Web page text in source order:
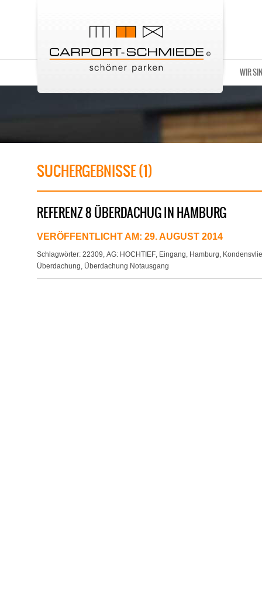
WIR
SUCHERGEBNISSE (1)
REFERENZ 8 ÜBERDACHUG IN HAMBURG
VERÖFFENTLICHT AM: 29. AUGUST 2014
Schlagwörter: 22309, AG: HOCHTIEF, Eingang, Hamburg,
Überdachung, Überdachung Notausgang